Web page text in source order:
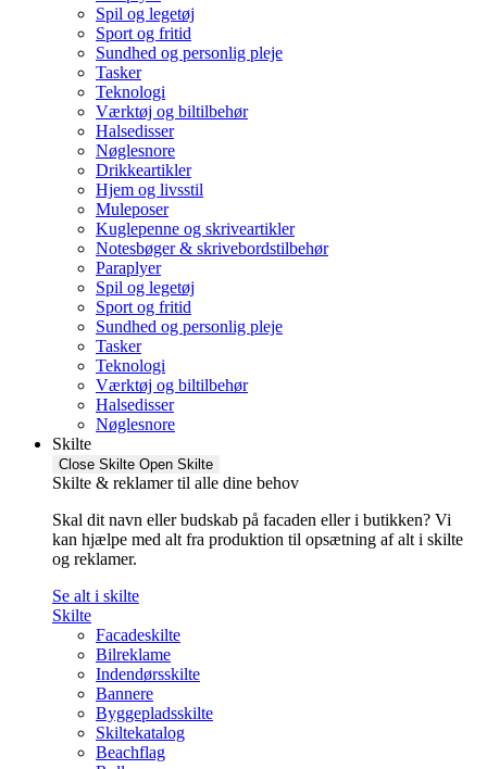
Spil og legetøj
Sport og fritid
Sundhed og personlig pleje
Tasker
Teknologi
Værktøj og biltilbehør
Halsedisser
Nøglesnore
Drikkeartikler
Hjem og livsstil
Muleposer
Kuglepenne og skriveartikler
Notesbøger & skrivebordstilbehør
Paraplyer
Spil og legetøj
Sport og fritid
Sundhed og personlig pleje
Tasker
Teknologi
Værktøj og biltilbehør
Halsedisser
Nøglesnore
Skilte
Close Skilte Open Skilte
Skilte & reklamer til alle dine behov
Skal dit navn eller budskab på facaden eller i butikken? Vi
kan hjælpe med alt fra produktion til opsætning af alt i skilte
og reklamer.
Se alt i skilte
Skilte
Facadeskilte
Bilreklame
Indendørsskilte
Bannere
Byggepladsskilte
Skiltekatalog
Beachflag